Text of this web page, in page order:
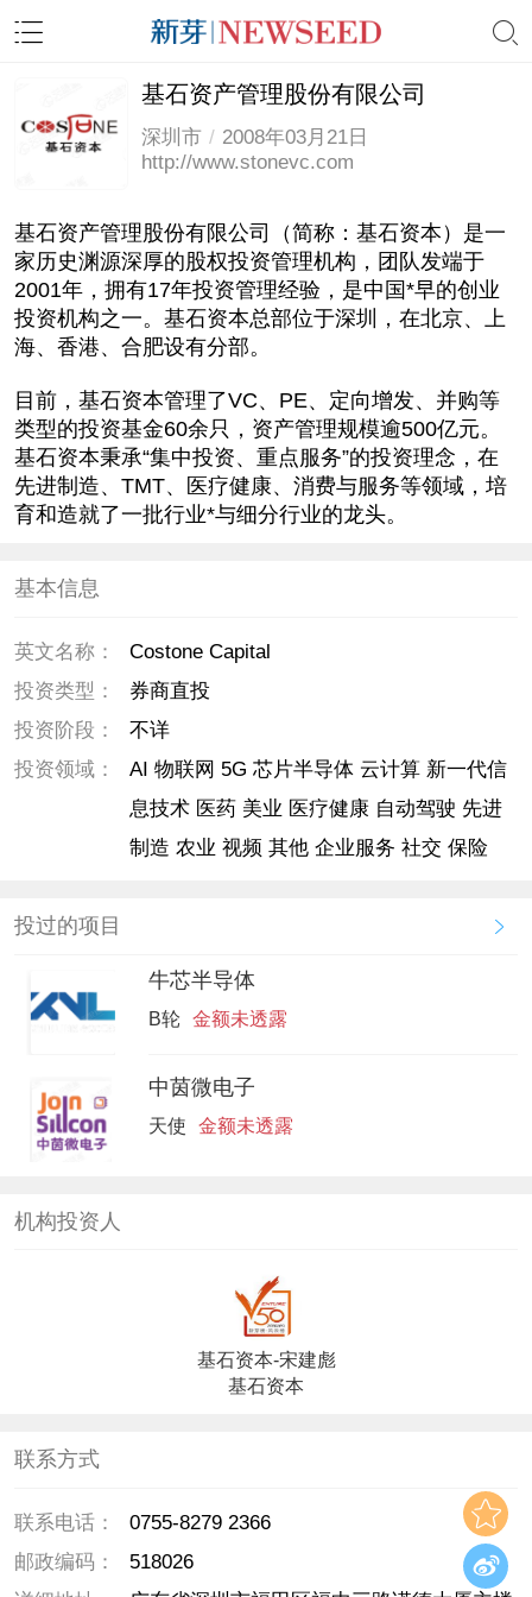
基石资产管理股份有限公司
深圳市 / 2008年03月21日
http://www.stonevc.com
基石资产管理股份有限公司（简称：基石资本）是一
家历史渊源深厚的股权投资管理机构，团队发端于
2001年，拥有17年投资管理经验，是中国*早的创业
投资机构之一。基石资本总部位于深圳，在北京、上
海、香港、合肥设有分部。
目前，基石资本管理了VC、PE、定向增发、并购等
类型的投资基金60余只，资产管理规模逾500亿元。
基石资本秉承“集中投资、重点服务”的投资理念，在
先进制造、TMT、医疗健康、消费与服务等领域，培
育和造就了一批行业*与细分行业的龙头。
基本信息
英文名称：
Costone Capital
投资类型：
券商直投
投资阶段：
不详
投资领域：
AI 物联网 5G 芯片半导体 云计算 新一代信
息技术 医药 美业 医疗健康 自动驾驶 先进
制造 农业 视频 其他 企业服务 社交 保险
投过的项目
牛芯半导体
B轮 金额未透露
中茵微电子
天使 金额未透露
机构投资人
基石资本-宋建彪
基石资本
联系方式
联系电话：
0755-8279 2366
邮政编码：
518026